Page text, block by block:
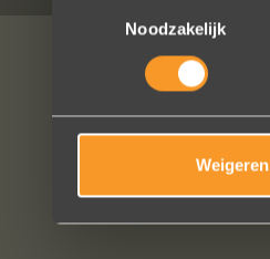
Noodzakelijk
Weigeren